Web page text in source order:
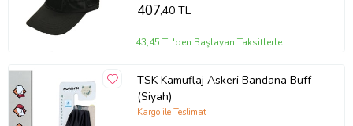
407,40 TL
43,45 TL'den Başlayan Taksitlerle
TSK Kamuflaj Askeri Bandana Buff
(Siyah)
Kargo ile Teslimat